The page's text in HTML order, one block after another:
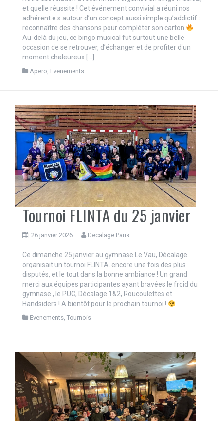
et quelle réussite ! Cet événement convivial a réuni nos
adhérent.e.s autour d’un concept aussi simple qu’addictif :
reconnaître des chansons pour compléter son carton
Au-delà du jeu, ce bingo musical fut surtout une belle
occasion de se retrouver, d’échanger et de profiter d’un
moment chaleureux […]
Apero Evenements
Tournoi FLINTA du 25 janvier
26 janvier 2026 Decalage Paris
Ce dimanche 25 janvier au gymnase Le Vau, Décalage
organisait un tournoi FLINTA, encore une fois des plus
disputés, et le tout dans la bonne ambiance ! Un grand
merci aux équipes participantes ayant bravées le froid du
gymnase , le PUC, Décalage 1&2, Roucoulettes et
Handsiders ! A bientôt pour le prochain tournoi !
Evenements, Tournois